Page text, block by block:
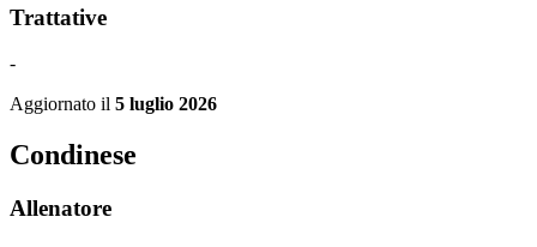
Trattative
-
Aggiornato il 5 luglio 2026
Condinese
Allenatore